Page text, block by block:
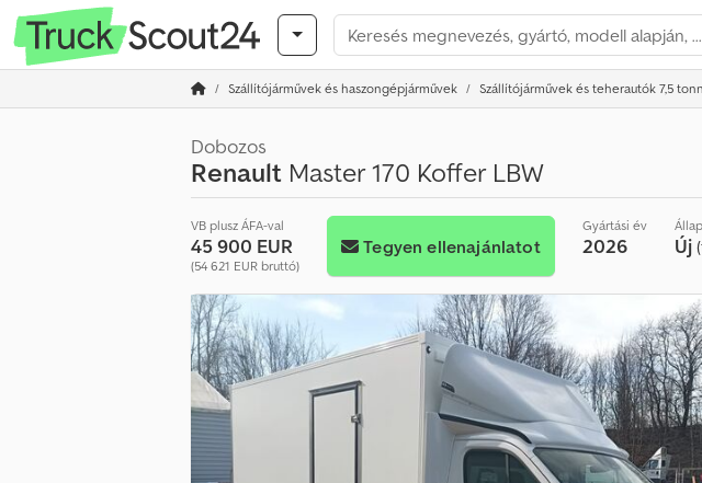
Szállítójárművek és haszongépjárművek Szállítójárművek és teherautók 7,5
Dobozos
Renault Master 170 Koffer LBW
VB plusz ÁFA-val
45 900 EUR
(54 621 EUR bruttó)
Tegyen ellenajánlatot
Gyártási év
2026 Új